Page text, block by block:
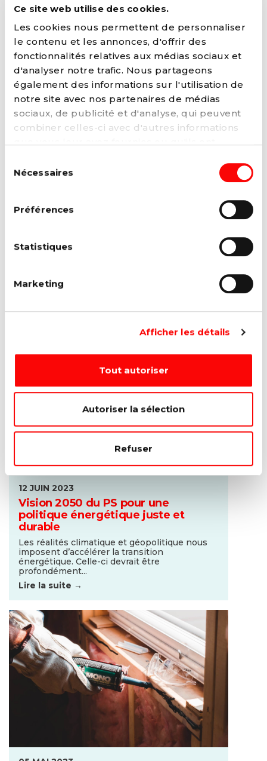
Ce site web utilise des cookies.
Les cookies nous permettent de personnaliser
le contenu et les annonces, d'offrir des
fonctionnalités relatives aux médias sociaux et
d'analyser notre trafic. Nous partageons
également des informations sur l'utilisation de
notre site avec nos partenaires de médias
sociaux, de publicité et d'analyse, qui peuvent
combiner celles-ci avec d'autres informations
services. Vous pouvez à tout moment modifier
politique
duNécessaires
Préférences
Statistiques
Marketing
Afficher les détails
Tout autoriser
Autoriser la sélection
Refuser
Créer un nouveau service public de
l’énergie
Le PS propose de créer un nouveau service
public de l’énergie qui produira et fournira...
Lire la suite →
Un site web pour tout connaître du
Le site web wallonierelance.be est désormais
disponible afin d’informer les citoyen·ne·s sur
Lire la suite →
12 JUIN 2023
Vision 2050 du PS pour une
politique énergétique juste et
durable
Les réalités climatique et géopolitique nous
imposent d’accélérer la transition
énergétique. Celle-ci devrait être
profondément...
Lire la suite →